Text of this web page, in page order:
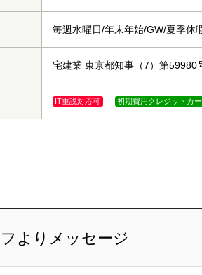
毎週水曜日/年末年始/GW/夏季休
宅建業 東京都知事（7）第59980
IT重説対応可 初期費用クレジットカ
よりメッセージ